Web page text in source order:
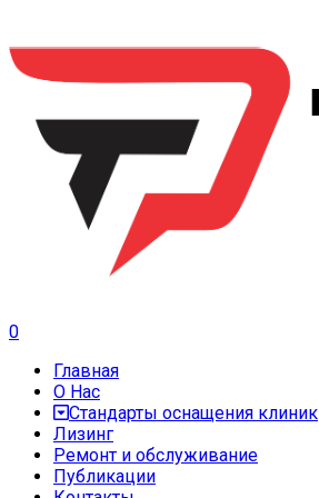
0
Главная
О Нас
Стандарты оснащения клиник
Лизинг
Ремонт и обслуживание
Публикации